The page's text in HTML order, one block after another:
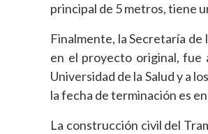
principal de 5 metros, tiene
Finalmente, la Secretaría
en el proyecto original, fue
Universidad de la Salud y a
la fecha de terminación es
La construcción civil del